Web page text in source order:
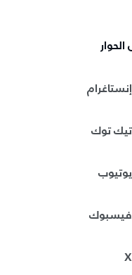
إنستاغرام
تيك توك
يوتيوب
فيسبوك
X